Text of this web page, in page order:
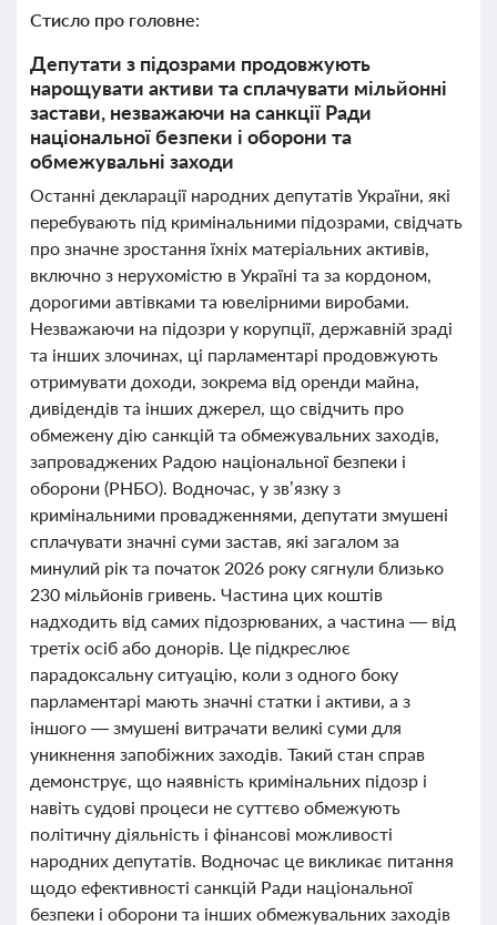
Стисло про головне:
Депутати з підозрами продовжують
нарощувати активи та сплачувати мільйонні
застави, незважаючи на санкції Ради
національної безпеки і оборони та
обмежувальні заходи
Останні декларації народних депутатів України, які
перебувають під кримінальними підозрами, свідчать
про значне зростання їхніх матеріальних активів,
включно з нерухомістю в Україні та за кордоном,
дорогими автівками та ювелірними виробами.
Незважаючи на підозри у корупції, державній зраді
та інших злочинах, ці парламентарі продовжують
отримувати доходи, зокрема від оренди майна,
дивідендів та інших джерел, що свідчить про
обмежену дію санкцій та обмежувальних заходів,
запроваджених Радою національної безпеки і
оборони (РНБО). Водночас, у зв’язку з
кримінальними провадженнями, депутати змушені
сплачувати значні суми застав, які загалом за
минулий рік та початок 2026 року сягнули близько
230 мільйонів гривень. Частина цих коштів
надходить від самих підозрюваних, а частина — від
третіх осіб або донорів. Це підкреслює
парадоксальну ситуацію, коли з одного боку
парламентарі мають значні статки і активи, а з
іншого — змушені витрачати великі суми для
уникнення запобіжних заходів. Такий стан справ
демонструє, що наявність кримінальних підозр і
навіть судові процеси не суттєво обмежують
політичну діяльність і фінансові можливості
народних депутатів. Водночас це викликає питання
щодо ефективності санкцій Ради національної
безпеки і оборони та інших обмежувальних заходів